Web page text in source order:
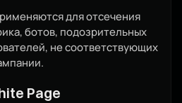
для отсечения
ботов, подозрительных
не соответствующих
Page